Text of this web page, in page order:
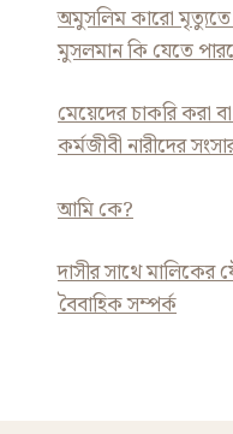
অমুসলিম কারো
মুসলমান কি যেতে
মেয়েদের চাকরি করা
কর্মজীবী নারীদের
আমি কে?
দাসীর সাথে
বৈবাহিক সম্পর্ক